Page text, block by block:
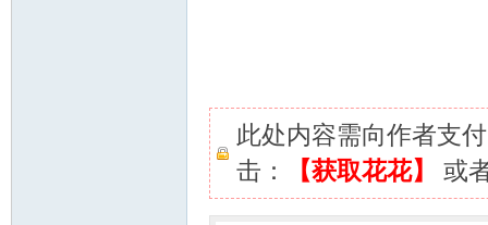
此处内容需向作者支
击：
【获取花花】 或